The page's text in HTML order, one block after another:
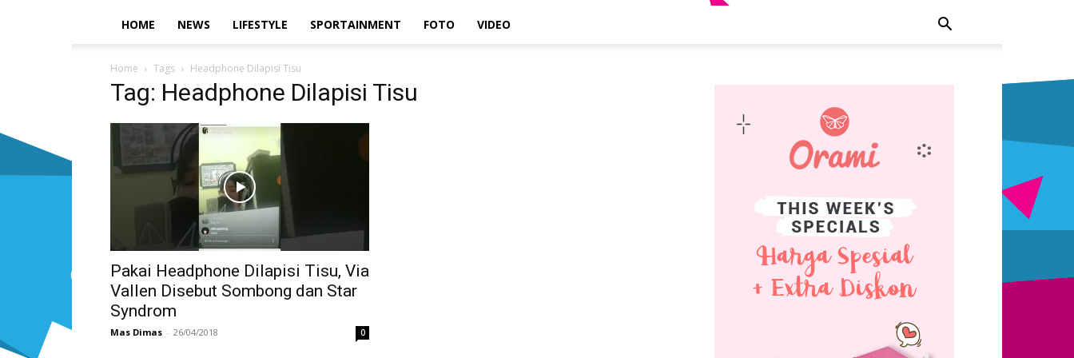
HOME NEWS LIFESTYLE SPORTAINMENT FOTO VIDEO
Home Tags Headphone Dilapisi Tisu
Tag: Headphone Dilapisi Tisu
Pakai Headphone Dilapisi Tisu, Via
Vallen Disebut Sombong dan Star
Syndrom
Mas Dimas - 26/04/2018 0